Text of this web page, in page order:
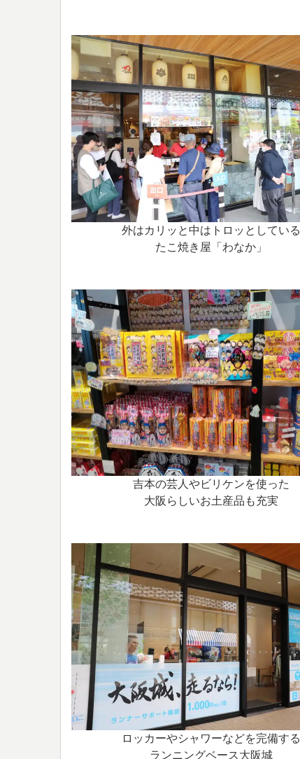
外はカリッと中はトロッとしている
たこ焼き屋「わなか」
吉本の芸人やビリケンを使った
大阪らしいお土産品も充実
ロッカーやシャワーなどを完備する
ランニングベース大阪城